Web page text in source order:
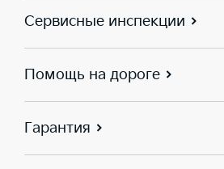
Сервисные инспекции
Помощь на дороге
Гарантия